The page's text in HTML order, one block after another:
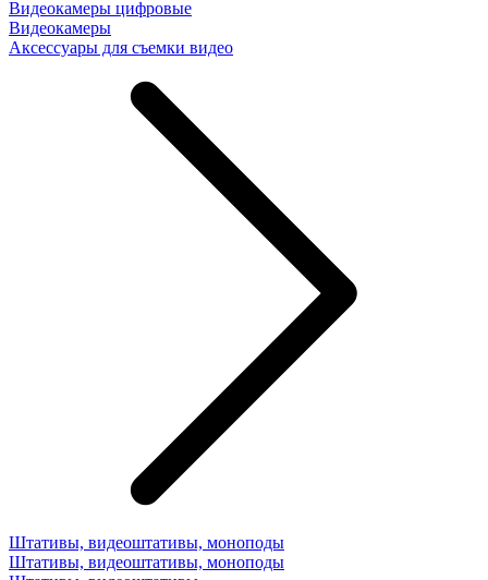
Видеокамеры цифровые
Видеокамеры
Аксессуары для съемки видео
Штативы, видеоштативы, моноподы
Штативы, видеоштативы, моноподы